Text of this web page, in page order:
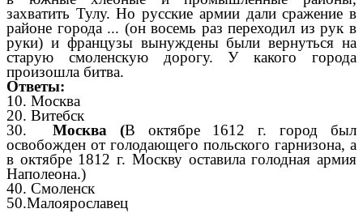
захватить Тулу. Но русские армии дали сражение в
районе города ... (он восемь раз переходил из рук в
руки) и французы вынуждены были вернуться на
старую смоленскую дорогу. У какого города
произошла битва.
Ответы:
10. Москва
20. Витебск
30.
Москва (В октябре 1612 г. город был
освобожден от голодающего польского гарнизона, а
в октябре 1812 г. Москву оставила голодная армия
Наполеона.)
40. Смоленск
50.Малоярославец